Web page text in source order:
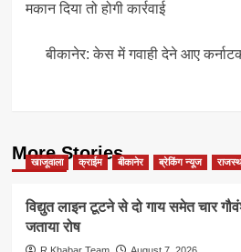
मकान दिया तो होगी कार्रवाई
बीकानेर: केस में गवाही देने आए
More Stories
खाजूवाला क्राईम बीकानेर ब्रेकिंग न्यूज
विद्युत लाइन टूटने से दो गाय समेत चार
जताया रोष